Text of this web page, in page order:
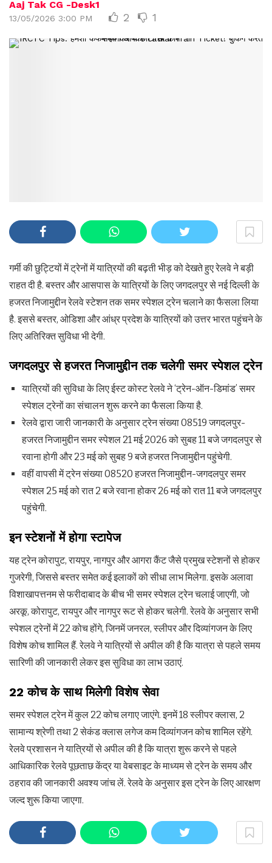
Aaj Tak CG -Desk1
13/05/2026 3:00 PM 2 1
गर्मी की छुट्टियों में ट्रेनों में यात्रियों की बढ़ती भीड़ को देखते हुए रेलवे ने बड़ी
राहत दी है. बस्तर और आसपास के यात्रियों के लिए जगदलपुर से नई दिल्ली के
हजरत निजामुद्दीन रेलवे स्टेशन तक समर स्पेशल ट्रेन चलाने का फैसला लिया
है. इससे बस्तर, ओडिशा और आंध्र प्रदेश के यात्रियों को उत्तर भारत पहुंचने के
लिए अतिरिक्त सुविधा भी देगी.
जगदलपुर से हजरत निजामुद्दीन तक चलेगी समर स्पेशल ट्रेन
यात्रियों की सुविधा के लिए ईस्ट कोस्ट रेलवे ने ‘ट्रेन-ऑन-डिमांड’ समर
स्पेशल ट्रेनों का संचालन शुरू करने का फैसला किया है.
रेलवे द्वारा जारी जानकारी के अनुसार ट्रेन संख्या 08519 जगदलपुर-
हजरत निजामुद्दीन समर स्पेशल 21 मई 2026 को सुबह 11 बजे जगदलपुर से
रवाना होगी और 23 मई को सुबह 9 बजे हजरत निजामुद्दीन पहुंचेगी.
वहीं वापसी में ट्रेन संख्या 08520 हजरत निजामुद्दीन-जगदलपुर समर
स्पेशल 25 मई को रात 2 बजे रवाना होकर 26 मई को रात 11 बजे जगदलपुर
पहुंचेगी.
इन स्टेशनों में होगा स्टापेज
यह ट्रेन कोरापुट, रायपुर, नागपुर और आगरा कैंट जैसे प्रमुख स्टेशनों से होकर
गुजरेगी, जिससे बस्तर समेत कई इलाकों को सीधा लाभ मिलेगा. इसके अलावा
विशाखापत्तनम से फरीदाबाद के बीच भी समर स्पेशल ट्रेन चलाई जाएगी, जो
अरकू, कोरापुट, रायपुर और नागपुर रूट से होकर चलेगी. रेलवे के अनुसार सभी
स्पेशल ट्रेनों में 22 कोच होंगे, जिनमें जनरल, स्लीपर और दिव्यांगजन के लिए
विशेष कोच शामिल हैं. रेलवे ने यात्रियों से अपील की है कि यात्रा से पहले समय
सारिणी की जानकारी लेकर इस सुविधा का लाभ उठाएं.
22 कोच के साथ मिलेगी विशेष सेवा
समर स्पेशल ट्रेन में कुल 22 कोच लगाए जाएंगे. इनमें 18 स्लीपर क्लास, 2
सामान्य श्रेणी तथा 2 सेकंड क्लास लगेज कम दिव्यांगजन कोच शामिल रहेंगे.
रेलवे प्रशासन ने यात्रियों से अपील की है कि यात्रा शुरू करने से पहले
आधिकारिक रेलवे पूछताछ केंद्र या वेबसाइट के माध्यम से ट्रेन के समय और
ठहराव की जानकारी अवश्य जांच लें. रेलवे के अनुसार इस ट्रेन के लिए आरक्षण
जल्द शुरू किया जाएगा.